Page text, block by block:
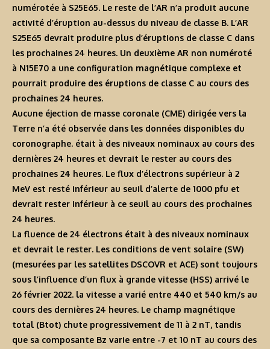
numérotée à S25E65. Le reste de l’AR n’a produit aucune
activité d’éruption au-dessus du niveau de classe B. L’AR
S25E65 devrait produire plus d’éruptions de classe C dans
les prochaines 24 heures. Un deuxième AR non numéroté
à N15E70 a une configuration magnétique complexe et
pourrait produire des éruptions de classe C au cours des
prochaines 24 heures.
Aucune éjection de masse coronale (CME) dirigée vers la
Terre n’a été observée dans les données disponibles du
coronographe. était à des niveaux nominaux au cours des
dernières 24 heures et devrait le rester au cours des
prochaines 24 heures. Le flux d’électrons supérieur à 2
MeV est resté inférieur au seuil d’alerte de 1000 pfu et
devrait rester inférieur à ce seuil au cours des prochaines
24 heures.
La fluence de 24 électrons était à des niveaux nominaux
et devrait le rester. Les conditions de vent solaire (SW)
(mesurées par les satellites DSCOVR et ACE) sont toujours
sous l’influence d’un flux à grande vitesse (HSS) arrivé le
26 février 2022. la vitesse a varié entre 440 et 540 km/s au
cours des dernières 24 heures. Le champ magnétique
total (Btot) chute progressivement de 11 à 2 nT, tandis
que sa composante Bz varie entre -7 et 10 nT au cours des